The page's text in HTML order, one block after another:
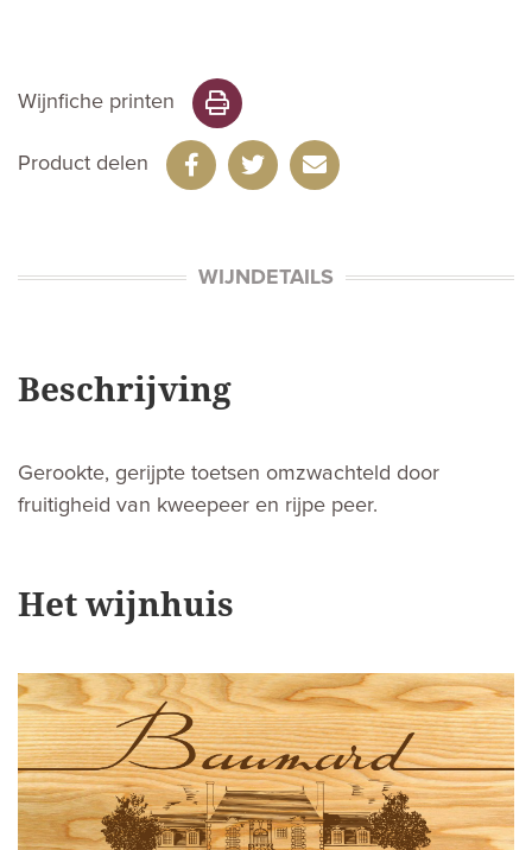
Wijnfiche printen
Product delen
WIJNDETAILS
Beschrijving
Gerookte, gerijpte toetsen omzwachteld door
fruitigheid van kweepeer en rijpe peer.
Het wijnhuis